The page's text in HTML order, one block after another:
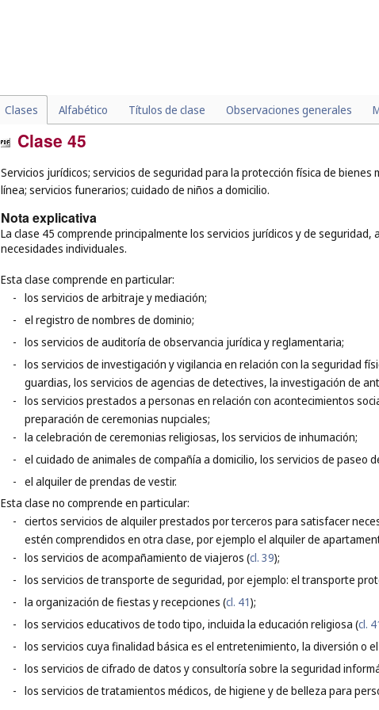
Clases Alfabético Títulos de clase Observaciones generales
Clase 45
Servicios jurídicos; servicios de seguridad para la protección física de
línea; servicios funerarios; cuidado de niños a domicilio.
Nota explicativa
La clase 45 comprende principalmente los servicios jurídicos y de
necesidades individuales.
Esta clase comprende en particular:
- los servicios de arbitraje y mediación;
- el registro de nombres de dominio;
- los servicios de auditoría de observancia jurídica y reglamentaria;
- los servicios de investigación y vigilancia en relación con la seguridad
guardias, los servicios de agencias de detectives, la investigación de
- los servicios prestados a personas en relación con acontecimientos
preparación de ceremonias nupciales;
- la celebración de ceremonias religiosas, los servicios de inhumación;
- el cuidado de animales de compañía a domicilio, los servicios de paseo
- el alquiler de prendas de vestir.
Esta clase no comprende en particular:
- ciertos servicios de alquiler prestados por terceros para satisfacer
estén comprendidos en otra clase, por ejemplo el alquiler de
- los servicios de acompañamiento de viajeros (cl. 39);
- los servicios de transporte de seguridad, por ejemplo: el transporte
- la organización de fiestas y recepciones (cl. 41);
- los servicios educativos de todo tipo, incluida la educación religiosa (cl.
- los servicios cuya finalidad básica es el entretenimiento, la diversión o
- los servicios de cifrado de datos y consultoría sobre la seguridad
- los servicios de tratamientos médicos, de higiene y de belleza para